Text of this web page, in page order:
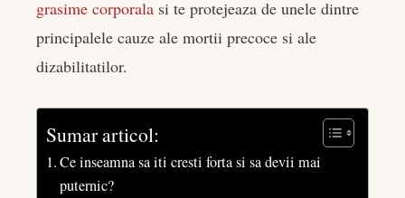
grasime corporala si te protejeaza de unele dintre
principalele cauze ale mortii precoce si ale
dizabilitatilor.
Sumar articol:
Ce inseamna sa iti cresti forta si sa devii mai
puternic?